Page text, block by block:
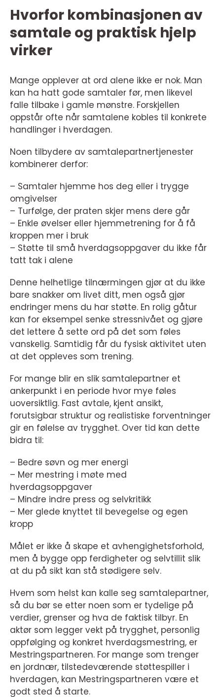
Hvorfor kombinasjonen av
samtale og praktisk hjelp
virker
Mange opplever at ord alene ikke er nok. Man
kan ha hatt gode samtaler før, men likevel
falle tilbake i gamle mønstre. Forskjellen
oppstår ofte når samtalene kobles til konkrete
handlinger i hverdagen.
Noen tilbydere av samtalepartnertjenester
kombinerer derfor:
– Samtaler hjemme hos deg eller i trygge
omgivelser
– Turfølge, der praten skjer mens dere går
– Enkle øvelser eller hjemmetrening for å få
kroppen mer i bruk
– Støtte til små hverdagsoppgaver du ikke får
tatt tak i alene
Denne helhetlige tilnærmingen gjør at du ikke
bare snakker om livet ditt, men også gjør
endringer mens du har støtte. En rolig gåtur
kan for eksempel senke stressnivået og gjøre
det lettere å sette ord på det som føles
vanskelig. Samtidig får du fysisk aktivitet uten
at det oppleves som trening.
For mange blir en slik samtalepartner et
ankerpunkt i en periode hvor mye føles
uoversiktlig. Fast avtale, kjent ansikt,
forutsigbar struktur og realistiske forventninger
gir en følelse av trygghet. Over tid kan dette
bidra til:
– Bedre søvn og mer energi
– Mer mestring i møte med
hverdagsoppgaver
– Mindre indre press og selvkritikk
– Mer glede knyttet til bevegelse og egen
kropp
Målet er ikke å skape et avhengighetsforhold,
men å bygge opp ferdigheter og selvtillit slik
at du på sikt kan stå stødigere selv.
Hvem som helst kan kalle seg samtalepartner,
så du bør se etter noen som er tydelige på
verdier, grenser og hva de faktisk tilbyr. En
aktør som legger vekt på trygghet, personlig
oppfølging og konkret hverdagsmestring, er
Mestringspartneren. For mange som trenger
en jordnær, tilstedeværende støttespiller i
hverdagen, kan Mestringspartneren være et
godt sted å starte.